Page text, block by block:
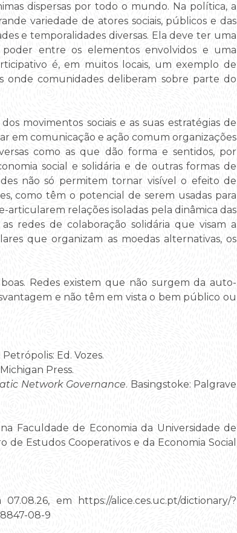
dispersas por todo o mundo. Na política, a
variedade de atores sociais, públicos e das
e temporalidades diversas. Ela deve ter uma
entre os elementos envolvidos e uma
é, em muitos locais, um exemplo de
onde comunidades deliberam sobre parte do
movimentos sociais e as suas estratégias de
em comunicação e ação comum organizações
como as que dão forma e sentidos, por
social e solidária e de outras formas de
não só permitem tornar visível o efeito de
como têm o potencial de serem usadas para
articularem relações isoladas pela dinâmica das
redes de colaboração solidária que visam a
que organizam as moedas alternativas, os
Redes existem que não surgem da auto-
e não têm em vista o bem público ou
Petrópolis: Ed. Vozes.
Press.
Network Governance. Basingstoke: Palgrave
Faculdade de Economia da Universidade de
Estudos Cooperativos e da Economia Social
em https://alice.ces.uc.pt/dictionary/?
08-9